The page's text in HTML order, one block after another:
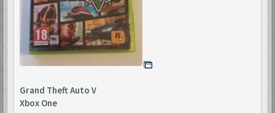
Grand Theft Auto V
Xbox One